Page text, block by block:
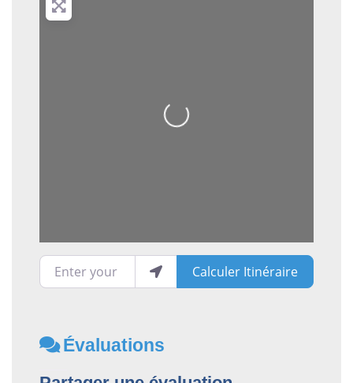
Loading...
Enter your location Calculer Itinéraire
Évaluations